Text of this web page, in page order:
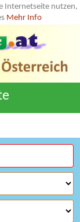
Internetseite nutzen,
Mehr Info